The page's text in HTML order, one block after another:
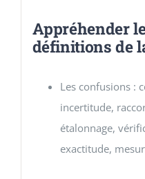
Appréhender
définitions de
Les confusions :
incertitude,
étalonnage,
exactitude,